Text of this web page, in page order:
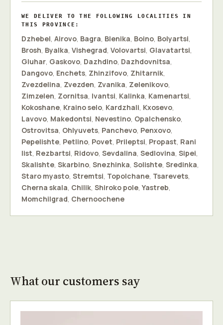
WE DELIVER TO THE FOLLOWING LOCALITIES IN
THIS PROVINCE:
Dzhebel, Airovo, Bagra, Blenika, Boino, Bolyartsi,
Brosh, Byalka, Vishegrad, Volovartsi, Glavatartsi,
Gluhar, Gaskovo, Dazhdino, Dazhdovnitsa,
Dangovo, Enchets, Zhinzifovo, Zhitarnik,
Zvezdelina, Zvezden, Zvanika, Zelenikovo,
Zimzelen, Zornitsa, Ivantsi, Kalinka, Kamenartsi,
Kokoshane, Kraino selo, Kardzhali, Kxosevo,
Lavovo, Makedontsi, Nevestino, Opalchensko,
Ostrovitsa, Ohlyuvets, Panchevo, Penxovo,
Pepelishte, Petlino, Povet, Prileptsi, Propast, Rani
list, Rezbartsi, Ridovo, Sevdalina, Sedlovina, Sipei,
Skalishte, Skarbino, Snezhinka, Solishte, Sredinka,
Staro myasto, Stremtsi, Topolchane, Tsarevets,
Cherna skala, Chilik, Shiroko pole,Yastreb,
Momchilgrad, Chernoochene
What our customers say